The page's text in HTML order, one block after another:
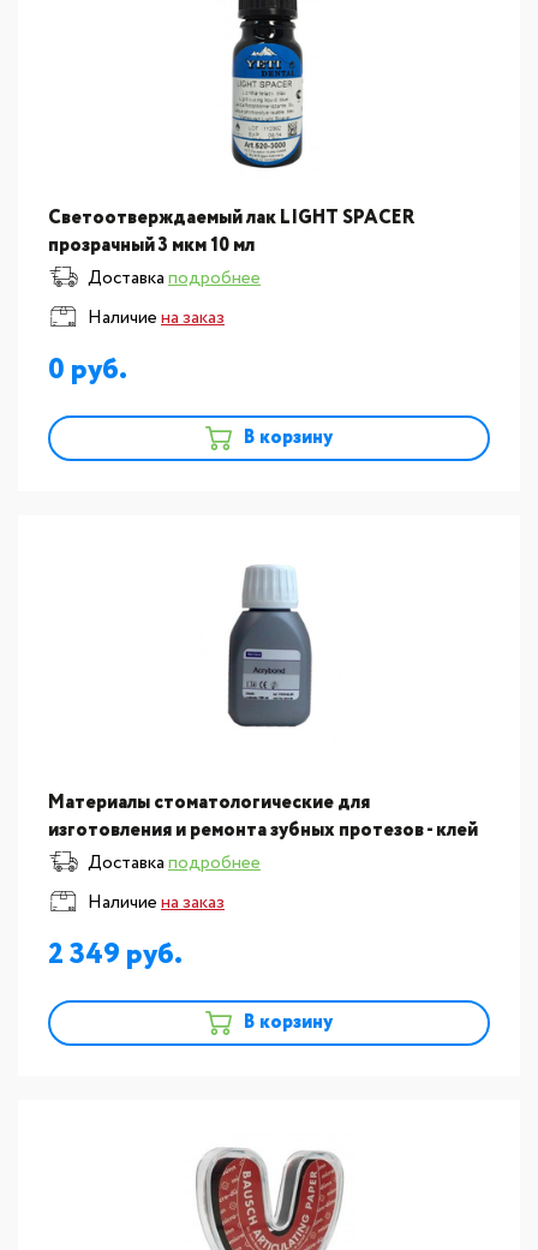
Светоотверждаемый лак LIGHT SPACER
прозрачный 3 мкм 10 мл
Доставкаподробнее
Наличиена заказ
0
В корзину
Материалы стоматологические для
изготовления и ремонта зубных протезов - клей
для усиления ретенции зубов Vertex Acrybond,
упаковка 75мл.
Доставкаподробнее
Наличиена заказ
2 349
В корзину